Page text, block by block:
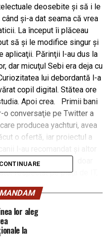
deosebite şi să i le
şi-a dat seama că vrea
La început îi plăceau
să şi le modifice singur şi
aplicaţii. Părinţii l-au dus la
dar micuţul Sebi era deja cu
lui debordantă l-a
copil digital. Stătea ore
Apoi crea. Primii bani
o conversaţie pe Twitter a
producea yachturi, avea
o ofertă, iar proiectul a
ajunsese ca la doar
respectat pe piaţa de IT,
şi prima sută de mii de
Lucra pentru
lor aleg
la